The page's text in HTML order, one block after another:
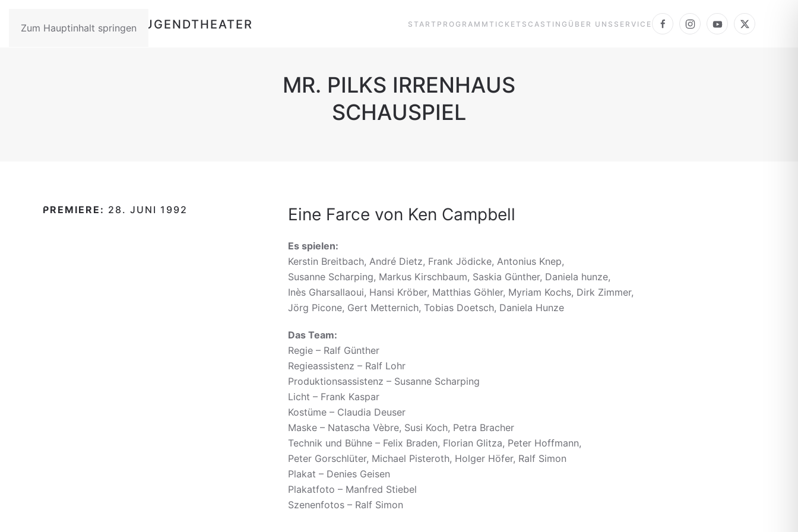
Zum Hauptinhalt springen START PROGRAMM TICKETS CASTING ÜBER UNS SERVICE
MR. PILKS IRRENHAUS
SCHAUSPIEL
PREMIERE: 28. JUNI 1992 Eine Farce von Ken Campbell
Es spielen:
Kerstin Breitbach, André Dietz, Frank Jödicke, Antonius Knep,
Susanne Scharping, Markus Kirschbaum, Saskia Günther, Daniela hunze,
Inès Gharsallaoui, Hansi Kröber, Matthias Göhler, Myriam Kochs, Dirk Zimmer,
Jörg Picone, Gert Metternich, Tobias Doetsch, Daniela Hunze
Das Team:
Regie – Ralf Günther
Regieassistenz – Ralf Lohr
Produktionsassistenz – Susanne Scharping
Licht – Frank Kaspar
Kostüme – Claudia Deuser
Maske – Natascha Vèbre, Susi Koch, Petra Bracher
Technik und Bühne – Felix Braden, Florian Glitza, Peter Hoffmann,
Peter Gorschlüter, Michael Pisteroth, Holger Höfer, Ralf Simon
Plakat – Denies Geisen
Plakatfoto – Manfred Stiebel
Szenenfotos – Ralf Simon